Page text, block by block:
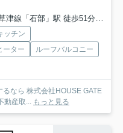
津線「石部」駅 徒歩51分
ッチン
ーター
ルーフバルコニー
るなら 株式会社HOUSE GATE
動産取... もっと見る